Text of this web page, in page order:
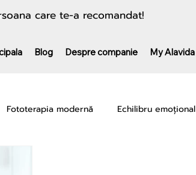
care te-a recomandat!
Blog Despre companie My Alavida
Fototerapia modernă Echilibru emoțional